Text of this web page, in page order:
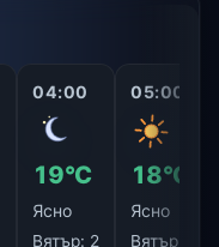
04:00
19°C
Ясно
Вятър: 2
05:00
18°C
Ясно
Вятър: